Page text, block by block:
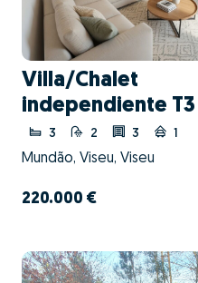
Villa/Chalet
independiente T3
3 2 3 1
Mundão, Viseu, Viseu
220.000 €